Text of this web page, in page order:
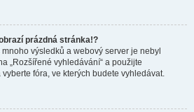
prázdná stránka!?
výsledků a webový server je nebyl
„Rozšířené vyhledávání“ a použijte
fóra, ve kterých budete vyhledávat.